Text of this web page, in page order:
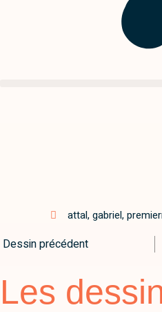
attal,gabriel,
Dessin précédent
Les